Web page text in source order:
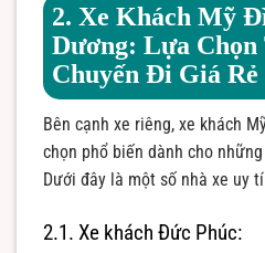
2. Xe Khách Mỹ
Dương: Lựa
Chuyến Đi Giá Rẻ
Bên cạnh xe riêng, xe khách
chọn phổ biến dành cho
Dưới đây là một số nhà xe uy
2.1. Xe khách Đức Phúc: